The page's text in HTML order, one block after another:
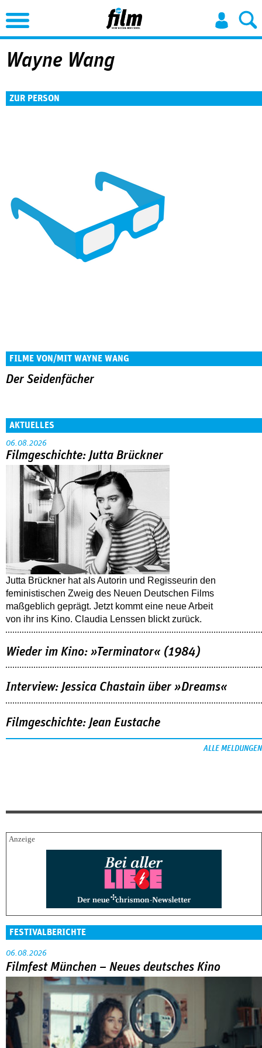
Jump to Navigation
Wayne Wang
ZUR PERSON
FILME VON/MIT WAYNE WANG
Der Seidenfächer
AKTUELLES
06.08.2026
Filmgeschichte: Jutta Brückner
Jutta Brückner hat als Autorin und Regisseurin den
feministischen Zweig des Neuen Deutschen Films
maßgeblich geprägt. Jetzt kommt eine neue Arbeit
von ihr ins Kino. Claudia Lenssen blickt zurück.
Wieder im Kino: »Terminator« (1984)
Interview: Jessica Chastain über »Dreams«
Filmgeschichte: Jean Eustache
ALLE MELDUNGEN
FESTIVALBERICHTE
06.08.2026
Filmfest München – Neues deutsches Kino